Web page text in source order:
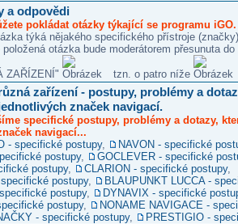
a odpovědi
pokládat otázky týkající se programu iGO.
týká nějakého specifického přístroje
otázka bude moderátorem přesunuta do
ZAŘÍZENÍ" tzn. o patro níže
zařízení - postupy, problémy a
značek navigací.
specifické postupy, problémy a dotazy,
navigací...
- specifické postupy,
NAVON - specifické
postupy,
GOCLEVER - specifické
postupy, CLARION - specifické postupy,
postupy,
BLAUPUNKT LUCCA -
postupy,
DYNAVIX - specifické
postupy,
NONAME NAVIGACE -
- specifické postupy, PRESTIGIO -